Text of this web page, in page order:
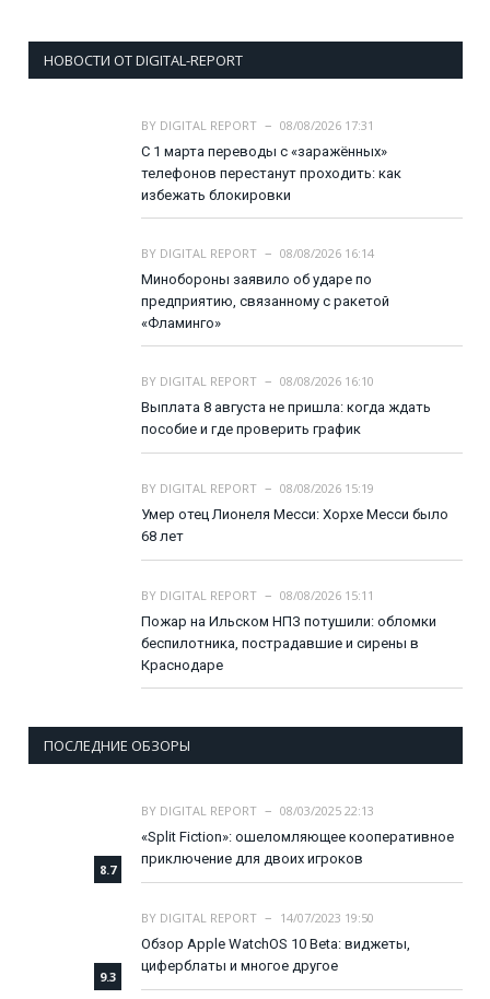
НОВОСТИ ОТ DIGITAL-REPORT
BY DIGITAL REPORT
08/08/2026 17:31
С 1 марта переводы с «заражённых»
телефонов перестанут проходить: как
избежать блокировки
BY DIGITAL REPORT
08/08/2026 16:14
Минобороны заявило об ударе по
предприятию, связанному с ракетой
«Фламинго»
BY DIGITAL REPORT
08/08/2026 16:10
Выплата 8 августа не пришла: когда ждать
пособие и где проверить график
BY DIGITAL REPORT
08/08/2026 15:19
Умер отец Лионеля Месси: Хорхе Месси было
68 лет
BY DIGITAL REPORT
08/08/2026 15:11
Пожар на Ильском НПЗ потушили: обломки
беспилотника, пострадавшие и сирены в
Краснодаре
ПОСЛЕДНИЕ ОБЗОРЫ
8.7
BY DIGITAL REPORT
08/03/2025 22:13
«Split Fiction»: ошеломляющее кооперативное
приключение для двоих игроков
9.3
BY DIGITAL REPORT
14/07/2023 19:50
Обзор Apple WatchOS 10 Beta: виджеты,
циферблаты и многое другое